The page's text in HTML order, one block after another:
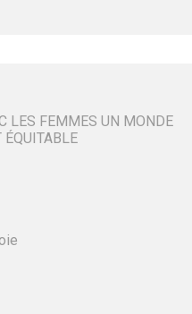
LES FEMMES UN MONDE
ÉQUITABLE